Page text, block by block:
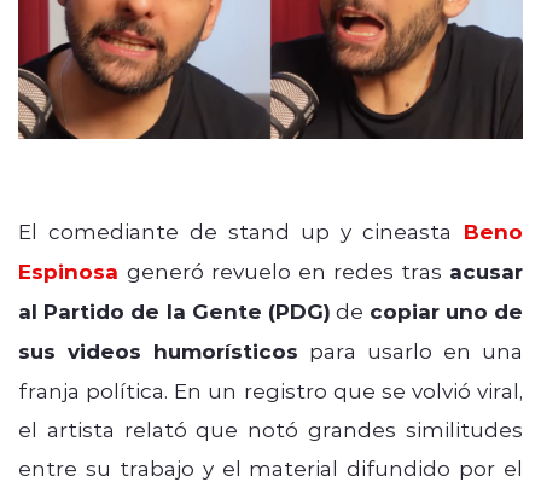
modo claro
El comediante de stand up y cineasta Beno
Espinosa generó revuelo en redes tras acusar
al Partido de la Gente (PDG) de copiar uno de
sus videos humorísticos para usarlo en una
franja política. En un registro que se volvió viral,
el artista relató que notó grandes similitudes
entre su trabajo y el material difundido por el